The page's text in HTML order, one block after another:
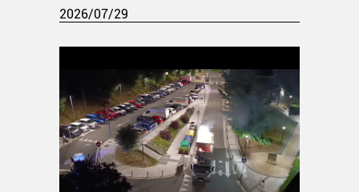
2026/07/29